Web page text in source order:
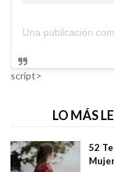
script>
LO MÁS
52